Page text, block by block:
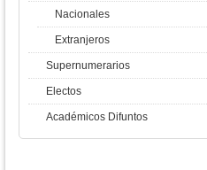
Nacionales
Extranjeros
Supernumerarios
Electos
Académicos Difuntos